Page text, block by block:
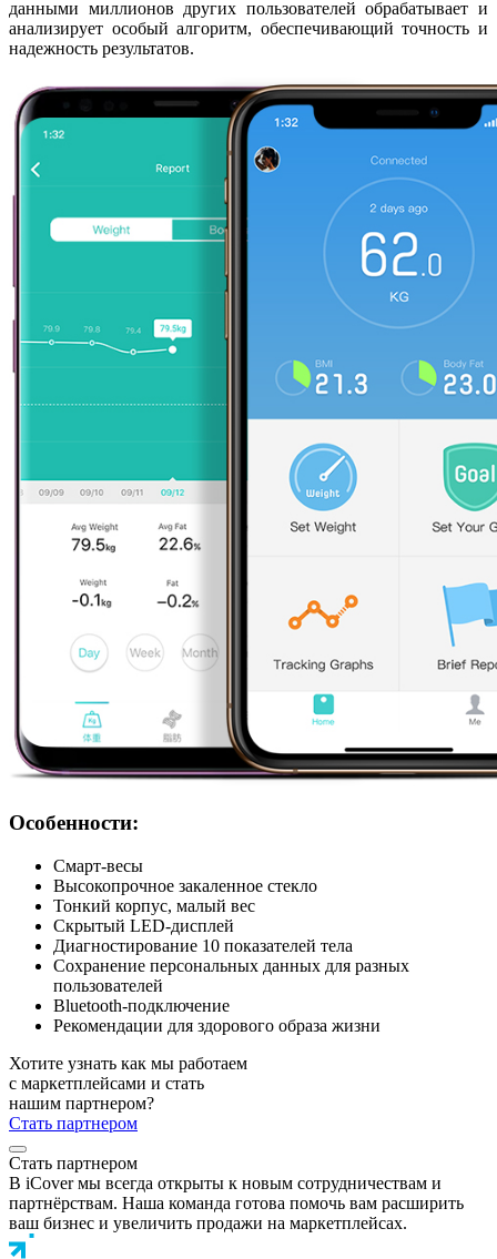
данными миллионов других пользователей обрабатывает и
анализирует особый алгоритм, обеспечивающий точность и
надежность результатов.
Особенности:
Смарт-весы
Высокопрочное закаленное стекло
Тонкий корпус, малый вес
Скрытый LED-дисплей
Диагностирование 10 показателей тела
Сохранение персональных данных для разных
пользователей
Bluetooth-подключение
Рекомендации для здорового образа жизни
Хотите узнать как мы работаем
с маркетплейсами и стать
нашим партнером?
Стать партнером
Стать партнером
В iCover мы всегда открыты к новым сотрудничествам и
партнёрствам. Наша команда готова помочь вам расширить
ваш бизнес и увеличить продажи на маркетплейсах.